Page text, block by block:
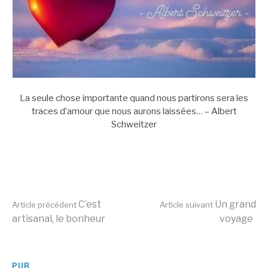
La seule chose importante quand nous partirons sera les
traces d’amour que nous aurons laissées… – Albert
Schweitzer
Lire
la
Article précédentC’est
artisanal, le bonheur
Article suivant Un grand
voyage
PUB